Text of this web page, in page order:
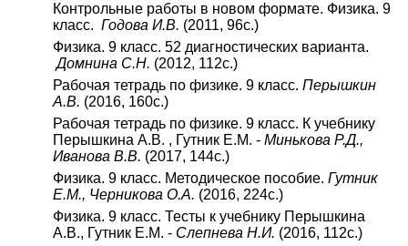
Контрольные работы в новом формате. Физика. 9
класс. Годова И.В. (2011, 96с.)
Физика. 9 класс. 52 диагностических варианта.
Домнина С.Н. (2012, 112с.)
Рабочая тетрадь по физике. 9 класс. Перышкин
А.В. (2016, 160с.)
Рабочая тетрадь по физике. 9 класс. К учебнику
Перышкина А.В. , Гутник Е.М. - Минькова Р.Д.,
Иванова В.В. (2017, 144с.)
Физика. 9 класс. Методическое пособие. Гутник
Е.М., Черникова О.А. (2016, 224с.)
Физика. 9 класс. Тесты к учебнику Перышкина
А.В., Гутник Е.М. - Слепнева Н.И. (2016, 112с.)